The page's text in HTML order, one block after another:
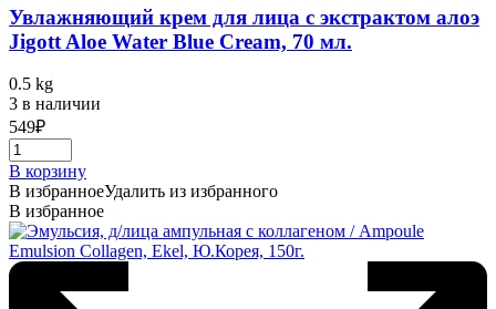
Увлажняющий крем для лица с экстрактом алоэ
Jigott Aloe Water Blue Cream, 70 мл.
0.5 kg
3 в наличии
549₽
В корзину
В избранноеУдалить из избранного
В избранное